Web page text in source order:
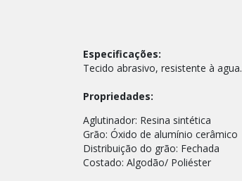
Especificações:
Tecido abrasivo, resistente à agua.
Propriedades:
Aglutinador: Resina sintética
Grão: Óxido de alumínio cerâmico
Distribuição do grão: Fechada
Costado: Algodão/ Poliéster